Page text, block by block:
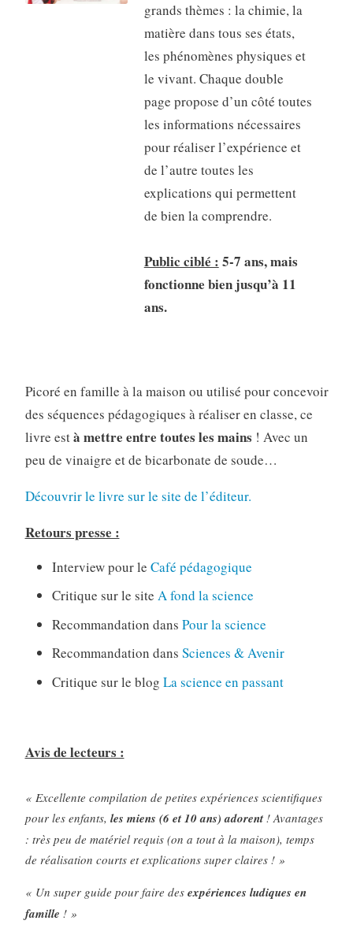
grands thèmes : la chimie, la
matière dans tous ses états,
les phénomènes physiques et
le vivant. Chaque double
page propose d’un côté toutes
les informations nécessaires
pour réaliser l’expérience et
de l’autre toutes les
explications qui permettent
de bien la comprendre.
Public ciblé : 5-7 ans, mais
fonctionne bien jusqu’à 11
ans.
Picoré en famille à la maison ou utilisé pour concevoir
des séquences pédagogiques à réaliser en classe, ce
livre està mettre entre toutes les mains ! Avec un
peu de vinaigre et de bicarbonate de soude…
Découvrir le livre sur le site de l’éditeur.
Retours presse :
Interview pour le Café pédagogique
Critique sur le site A fond la science
Recommandation dans Pour la science
Recommandation dans Sciences & Avenir
Critique sur le blog La science en passant
Avis de lecteurs :
« Excellente compilation de petites expériences scientifiques
pour les enfants, les miens (6 et 10 ans) adorent! Avantages
: très peu de matériel requis (on a tout à la maison), temps
de réalisation courts et explications super claires ! »
« Un super guide pour faire des expériences ludiques en
famille ! »